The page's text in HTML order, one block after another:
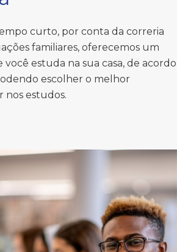
curto, por conta da correria
familiares, oferecemos um
estuda na sua casa, de acordo
escolher o melhor
nos estudos.